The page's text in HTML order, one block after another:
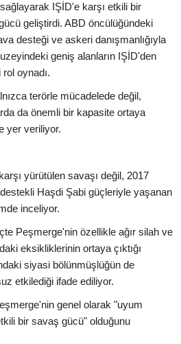
IŞİD'e karşı etkili bir
geliştirdi. ABD öncülüğündeki
desteği ve askeri danışmanlığıyla
geniş alanların IŞİD'den
oynadı.
terörle mücadelede değil,
da önemli bir kapasite ortaya
yer veriliyor.
yürütülen savaşı değil, 2017
Haşdi Şabi güçleriyle yaşanan
inceliyor.
Peşmerge'nin özellikle ağır silah ve
eksikliklerinin ortaya çıktığı
siyasi bölünmüşlüğün de
etkilediği ifade ediliyor.
genel olarak "uyum
bir savaş gücü" olduğunu